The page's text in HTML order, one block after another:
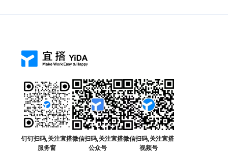
钉钉扫码,关注宜搭
服务窗
微信扫码,关注宜搭
公众号
微信扫码,关注宜搭
视频号